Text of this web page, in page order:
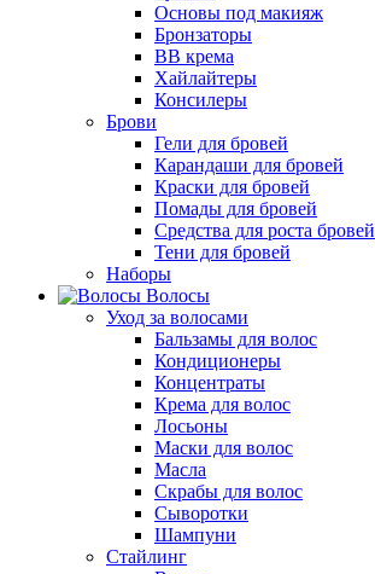
Основы под макияж
Бронзаторы
BB крема
Хайлайтеры
Консилеры
Брови
Гели для бровей
Карандаши для бровей
Краски для бровей
Помады для бровей
Средства для роста бровей
Тени для бровей
Наборы
Волосы
Уход за волосами
Бальзамы для волос
Кондиционеры
Концентраты
Крема для волос
Лосьоны
Маски для волос
Масла
Скрабы для волос
Сыворотки
Шампуни
Стайлинг